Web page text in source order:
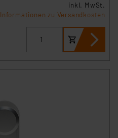
inkl. MwSt.
Informationen zu Versandkosten